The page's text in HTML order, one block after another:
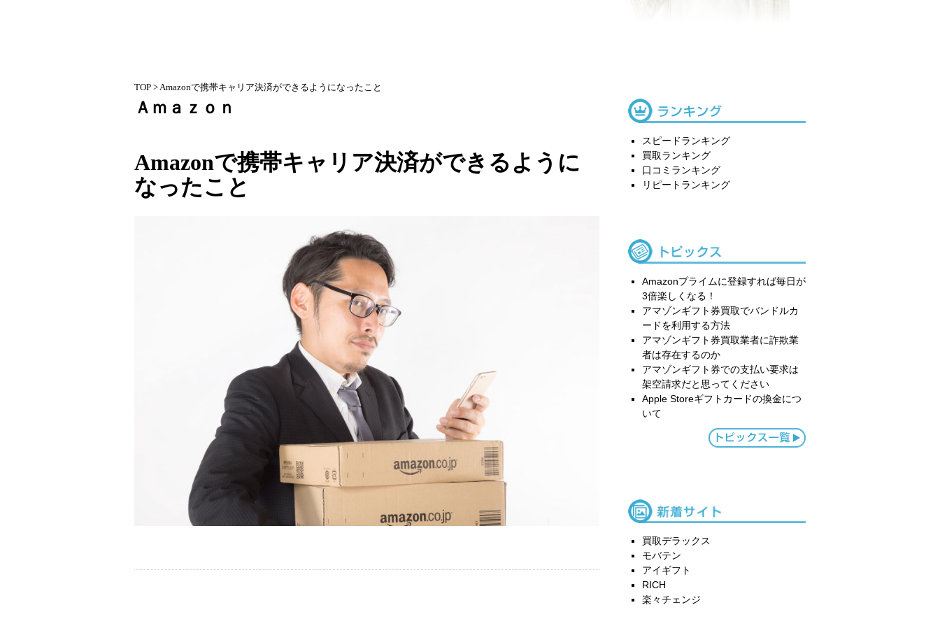
TOP > Amazonで携帯キャリア決済ができるようになったこと
Ａｍａｚｏｎ
Amazonで携帯キャリア決済ができるように
なったこと
スピードランキング
買取ランキング
口コミランキング
リピートランキング
Amazonプライムに登録すれば毎日が
3倍楽しくなる！
アマゾンギフト券買取でバンドルカ
ードを利用する方法
アマゾンギフト券買取業者に詐欺業
者は存在するのか
アマゾンギフト券での支払い要求は
架空請求だと思ってください
Apple Storeギフトカードの換金につ
いて
買取デラックス
モバテン
アイギフト
RICH
楽々チェンジ